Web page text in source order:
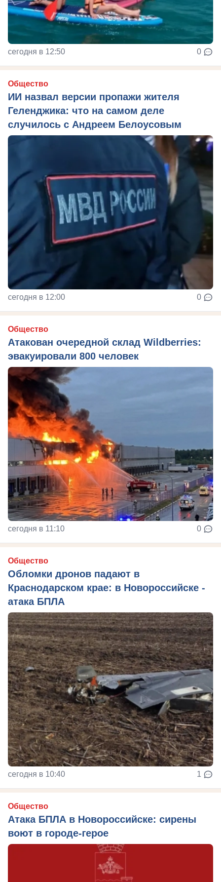
сегодня в 12:50 0
Общество
ИИ назвал версии пропажи жителя
Геленджика: что на самом деле
случилось с Андреем Белоусовым
сегодня в 12:00 0
Общество
Атакован очередной склад Wildberries:
эвакуировали 800 человек
сегодня в 11:10 0
Общество
Обломки дронов падают в
Краснодарском крае: в Новороссийске -
атака БПЛА
сегодня в 10:40 1
Общество
Атака БПЛА в Новороссийске: сирены
воют в городе-герое